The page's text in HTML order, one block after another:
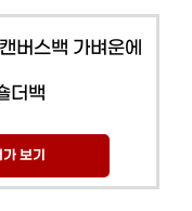
버스백 가벼운에
더백
보기